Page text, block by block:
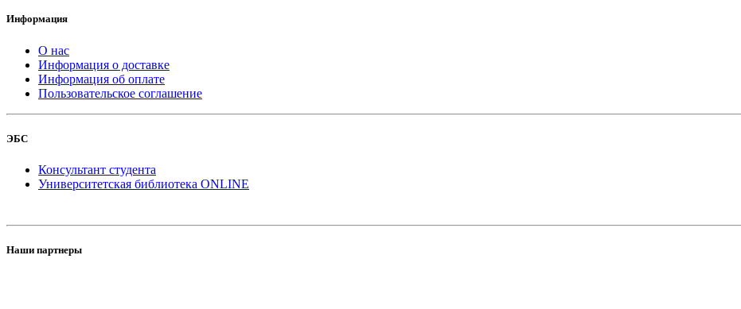
Информация
О нас
Информация о доставке
Информация об оплате
Пользовательское соглашение
ЭБС
Консультант студента
Университетская библиотека ONLINE
Наши партнеры